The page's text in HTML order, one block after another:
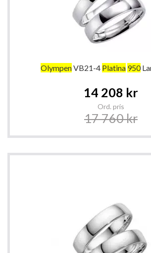
OlympenVB21-4 Platina 950
14 208 kr
Ord. pris
17 760 kr